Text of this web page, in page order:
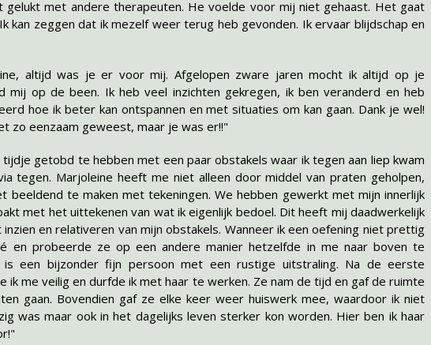
gelukt met andere therapeuten. He voelde voor mij niet gehaast. Het gaat
kan zeggen dat ik mezelf weer terug heb gevonden. Ik ervaar blijdschap en
altijd was je er voor mij. Afgelopen zware jaren mocht ik altijd op je
mij op de been. Ik heb veel inzichten gekregen, ik ben veranderd en heb
hoe ik beter kan ontspannen en met situaties om kan gaan. Dank je wel!
zo eenzaam geweest, maar je was er!!"
tijdje getobd te hebben met een paar obstakels waar ik tegen aan liep kwam
tegen. Marjoleine heeft me niet alleen door middel van praten geholpen,
beeldend te maken met tekeningen. We hebben gewerkt met mijn innerlijk
met het uittekenen van wat ik eigenlijk bedoel. Dit heeft mij daadwerkelijk
en relativeren van mijn obstakels. Wanneer ik een oefening niet prettig
en probeerde ze op een andere manier hetzelfde in me naar boven te
is een bijzonder fijn persoon met een rustige uitstraling. Na de eerste
ik me veilig en durfde ik met haar te werken. Ze nam de tijd en gaf de ruimte
gaan. Bovendien gaf ze elke keer weer huiswerk mee, waardoor ik niet
was maar ook in het dagelijks leven sterker kon worden. Hier ben ik haar